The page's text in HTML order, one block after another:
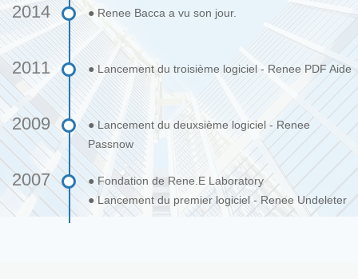
2014
2011
2009
2007
● Renee Bacca a vu son jour.
● Lancement du troisième logiciel - Renee PDF Aide
● Lancement du deuxsième logiciel - Renee
Passnow
● Fondation de Rene.E Laboratory
● Lancement du premier logiciel - Renee Undeleter